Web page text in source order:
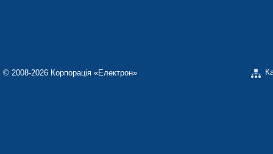
© 2008-2026 Корпорація «Електрон»